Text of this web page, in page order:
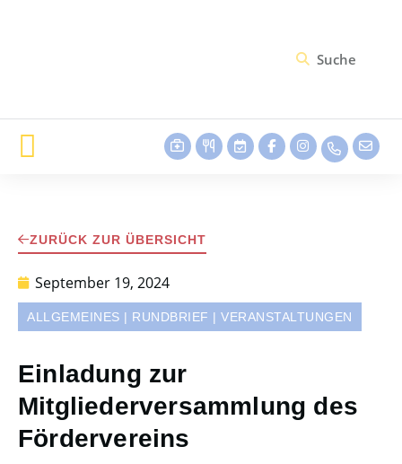
ZURÜCK ZUR ÜBERSICHT
September 19, 2024
ALLGEMEINES | RUNDBRIEF | VERANSTALTUNGEN
Einladung zur
Mitgliederversammlung des
Fördervereins